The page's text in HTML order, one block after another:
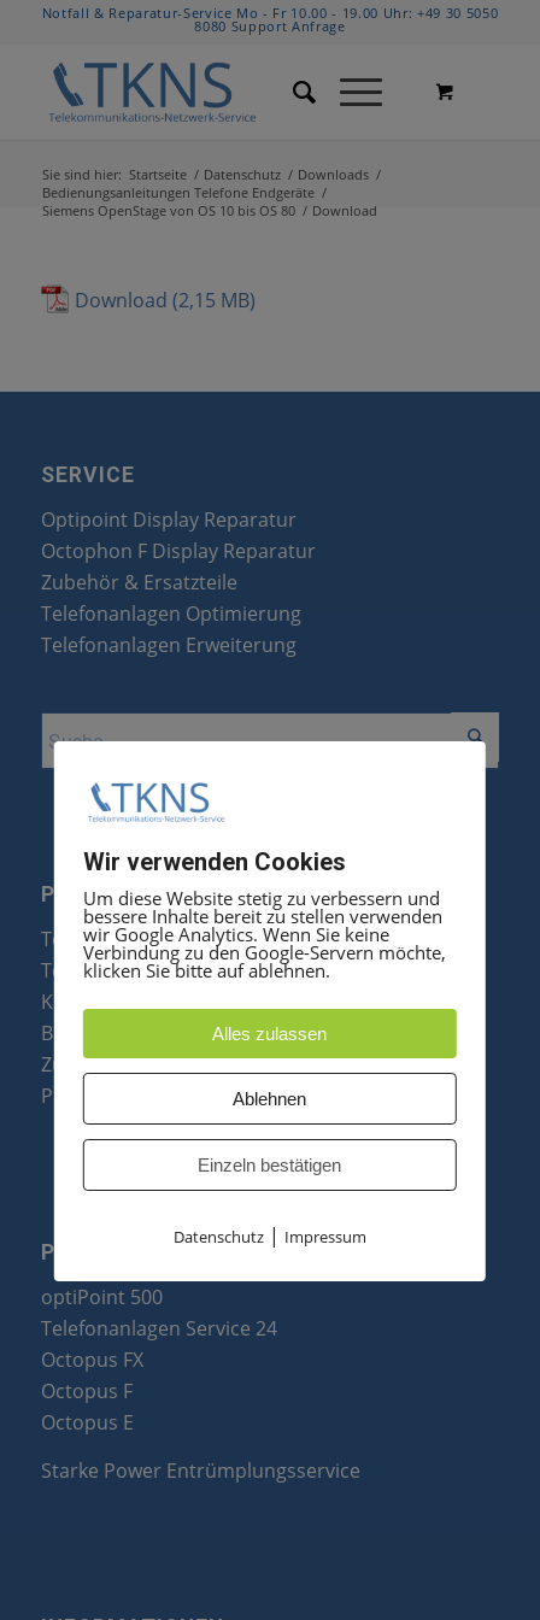
Notfall & Reparatur-Service Mo - Fr 10.00 - 19.00 Uhr:+49 30 5050
8080 Support Anfrage
Sie sind hier: Startseite / Datenschutz / Downloads /
Bedienungsanleitungen Telefone Endgeräte /
Siemens OpenStage von OS 10 bis OS 80 / Download
Download
SERVICE
Optipoint Display Reparatur
Octophon F Display Reparatur
Zubehör & Ersatzteile
Telefonanlagen Optimierung
Telefonanlagen Erweiterung
PRODUKTE
Telefonanlagen
Telefone
Konftel Konferenztelefone
Baugruppen
Zubehör & Ersatzteile
Produktzusammenfassung
PARTNER
optiPoint 500
Telefonanlagen Service 24
Octopus FX
Octopus F
Octopus E
Starke Power Entrümplungsservice
Wir verwenden Cookies
Um diese Website stetig zu verbessern und
bessere Inhalte bereit zu stellen verwenden
wir Google Analytics. Wenn Sie keine
Verbindung zu den Google-Servern möchte,
klicken Sie bitte auf ablehnen.
Alles zulassen
Ablehnen
Einzeln bestätigen
Datenschutz| Impressum